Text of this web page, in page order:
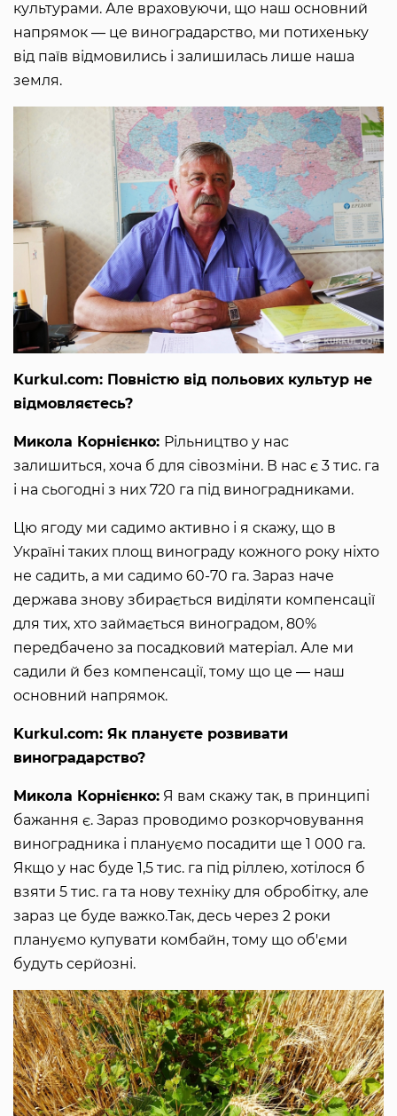
культурами. Але враховуючи, що наш основний
напрямок ― це виноградарство, ми потихеньку
від паїв відмовились і залишилась лише наша
земля.
Kurkul.com: Повністю від польових культур не
відмовляєтесь?
Микола Корнієнко: Рільництво у нас
залишиться, хоча б для сівозміни. В нас є 3 тис. га
і на сьогодні з них 720 га під виноградниками.
Цю ягоду ми садимо активно і я скажу, що в
Україні таких площ винограду кожного року ніхто
не садить, а ми садимо 60-70 га. Зараз наче
держава знову збирається виділяти компенсації
для тих, хто займається виноградом, 80%
передбачено за посадковий матеріал. Але ми
садили й без компенсації, тому що це ― наш
основний напрямок.
Kurkul.com: Як плануєте розвивати
виноградарство?
Микола Корнієнко: Я вам скажу так, в принципі
бажання є. Зараз проводимо розкорчовування
виноградника і плануємо посадити ще 1 000 га.
Якщо у нас буде 1,5 тис. га під ріллею, хотілося б
взяти 5 тис. га та нову техніку для обробітку, але
зараз це буде важко.Так, десь через 2 роки
плануємо купувати комбайн, тому що об'єми
будуть серйозні.